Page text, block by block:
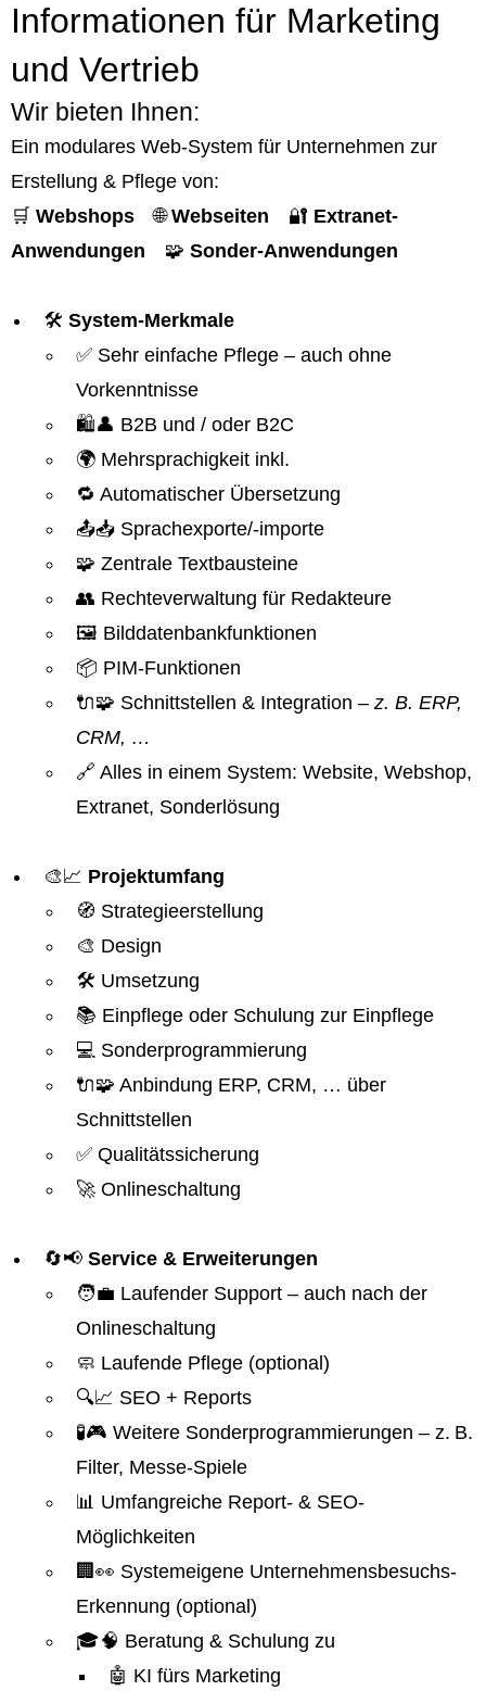
Informationen für Marketing
und Vertrieb
Wir bieten Ihnen:
Ein modulares Web-System für Unternehmen zur
Erstellung & Pflege von:
🛒 Webshops 🌐Webseiten 🔐 Extranet-
Anwendungen 🧩 Sonder-Anwendungen
🛠️ System-Merkmale
✅ Sehr einfache Pflege – auch ohne
Vorkenntnisse
🛍️👤 B2B und / oder B2C
🌍 Mehrsprachigkeit inkl.
🔁 Automatischer Übersetzung
📤📥 Sprachexporte/-importe
🧩 Zentrale Textbausteine
👥 Rechteverwaltung für Redakteure
🖼️ Bilddatenbankfunktionen
📦 PIM-Funktionen
🔌🧩 Schnittstellen & Integration – z. B. ERP,
CRM, …
🔗 Alles in einem System: Website, Webshop,
Extranet, Sonderlösung
🎨📈 Projektumfang
🧭 Strategieerstellung
🎨 Design
🛠️ Umsetzung
📚 Einpflege oder Schulung zur Einpflege
💻 Sonderprogrammierung
🔌🧩 Anbindung ERP, CRM, … über
Schnittstellen
✅ Qualitätssicherung
🚀 Onlineschaltung
🔄📢 Service & Erweiterungen
🧑‍💼 Laufender Support – auch nach der
Onlineschaltung
🧼 Laufende Pflege (optional)
🔍📈 SEO + Reports
🧪🎮 Weitere Sonderprogrammierungen – z. B.
Filter, Messe-Spiele
📊 Umfangreiche Report- & SEO-
Möglichkeiten
🏢👀 Systemeigene Unternehmensbesuchs-
Erkennung (optional)
🎓🧠 Beratung & Schulung zu
🤖 KI fürs Marketing